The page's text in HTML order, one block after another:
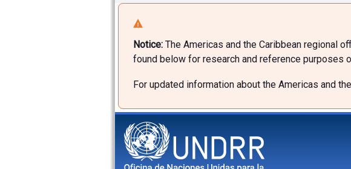
Notice: The Americas and the Caribbean regional
found below for research and reference purposes
For updated information about the Americas and